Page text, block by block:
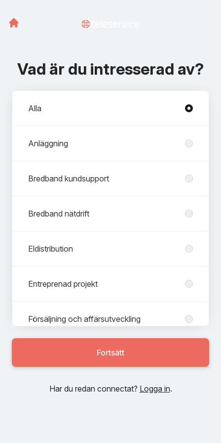
Vad är du intresserad av?
Alla
Anläggning
Bredband kundsupport
Bredband nätdrift
Eldistribution
Entreprenad projekt
Försäljning och affärsutveckling
HR, marknad och ekonomi
IT Leverans
Fortsätt
Har du redan connectat? Logga in.